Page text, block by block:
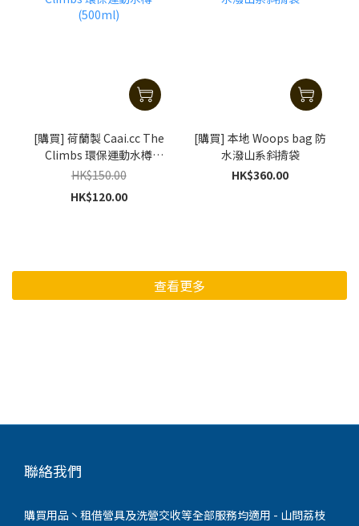
[購買] 荷蘭製 Caai.cc The
Climbs 環保運動水樽
(500ml)
HK$150.00
HK$120.00
[購買] 本地 Woops bag 防
水潑山系斜揹袋
HK$360.00
查看更多
聯絡我們
購買用品丶租借營具及洗營交收等全部服務均適用 - 山問荔枝